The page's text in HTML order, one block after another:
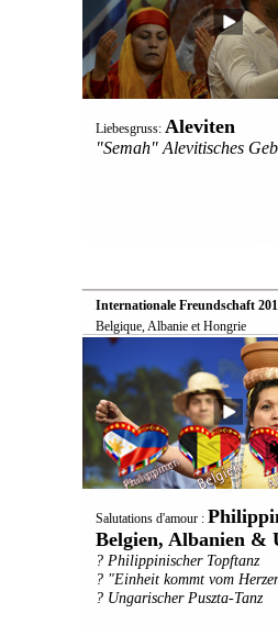
Liebesgruss: Aleviten
"Semah" Alevitisches
Internationale Freundschaft
Belgique, Albanie et Hongrie
Salutations d'amour :
Belgien, Albanien &
? Philippinischer Topftanz
? "Einheit kommt vom
? Ungarischer Puszta-Tanz